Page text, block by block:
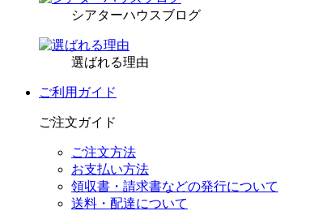
シアターハウスブログ
選ばれる理由
ご利用ガイド
ご注文ガイド
ご注文方法
お支払い方法
領収書・請求書などの発行について
送料・配達について